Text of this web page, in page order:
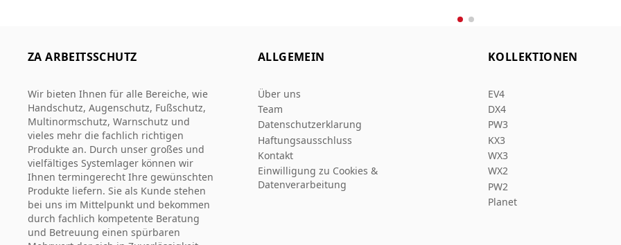
ZA ARBEITSSCHUTZ
Wir bieten Ihnen für alle Bereiche, wie
Handschutz, Augenschutz, Fußschutz,
Multinormschutz, Warnschutz und
vieles mehr die fachlich richtigen
Produkte an. Durch unser großes und
vielfältiges Systemlager können wir
Ihnen termingerecht Ihre gewünschten
Produkte liefern. Sie als Kunde stehen
bei uns im Mittelpunkt und bekommen
durch fachlich kompetente Beratung
und Betreuung einen spürbaren
ALLGEMEIN
Über uns
Team
Datenschutzerklarung
Haftungsausschluss
Kontakt
Einwilligung zu Cookies &
Datenverarbeitung
KOLLEKTIONEN
EV4
DX4
PW3
KX3
WX3
WX2
PW2
Planet